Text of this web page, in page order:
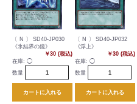
〔 N 〕 SD40-JP030
《氷結界の鏡》
￥30 (税込)
在庫: ◯
数量
カートに入れる
〔 N 〕 SD40-JP032
《浮上》
￥30 (税込)
在庫: ◯
数量
カートに入れる